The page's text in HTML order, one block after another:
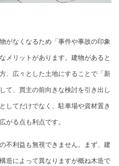
がなくなるため「事件や事故の印象
メリットがあります。建物があると
、広々とした土地にすることで「新
て、買主の前向きな検討を引き出し
してだけでなく、駐車場や資材置き
がる点も利点です。
不利益も無視できません。まず、建
造によって異なりますが概ね木造で